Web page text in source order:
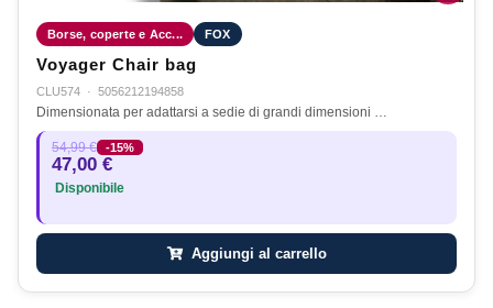
Borse, coperte e Acc... FOX
Voyager Chair bag
CLU574 · 5056212194858
Dimensionata per adattarsi a sedie di grandi dimensioni …
54,99 € -15%
47,00 €
Disponibile
Aggiungi al carrello